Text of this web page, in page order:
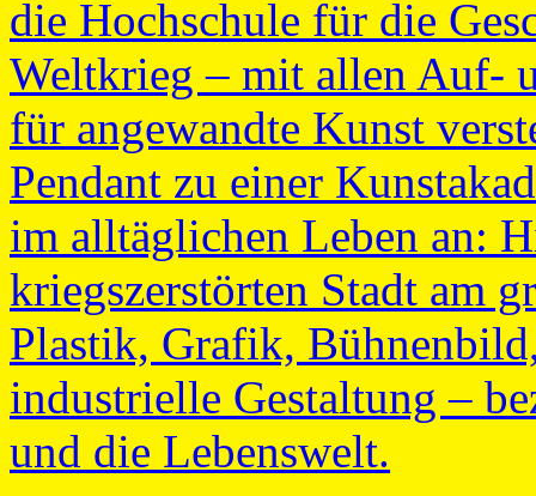
die Hochschule für die
Weltkrieg – mit allen Auf-
für angewandte Kunst
Pendant zu einer
im alltäglichen Leben an:
kriegszerstörten Stadt am
Plastik, Grafik,
industrielle Gestaltung –
und die Lebenswelt.